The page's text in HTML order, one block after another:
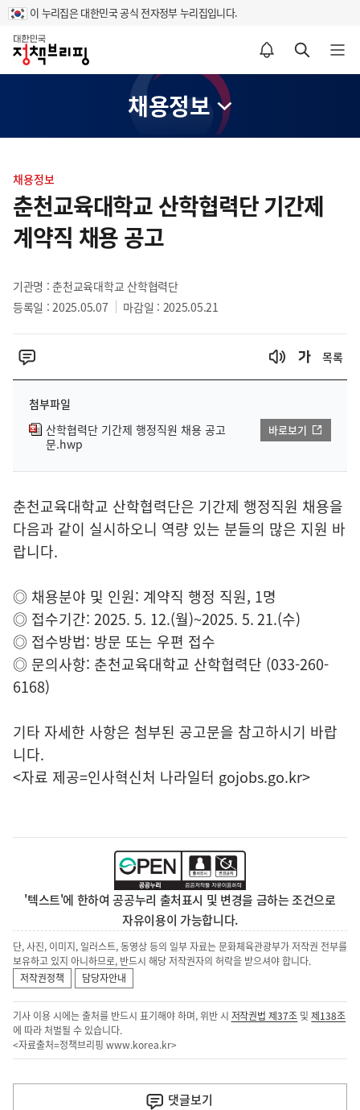
이 누리집은 대한민국 공식 전자정부 누리집입니다.
홈
알림설정 바로가기 검색 바로가기 메뉴 열기
채용정보
텐
츠
영
역
채용정보
춘천교육대학교 산학협력단 기간제
계약직 채용 공고
기관명 : 춘천교육대학교 산학협력단
등록일 : 2025.05.07
마감일 : 2025.05.21
목록
첨부파일
산학협력단 기간제 행정직원 채용 공고
문.hwp
바로보기
춘천교육대학교 산학협력단은 기간제 행정직원 채용을
다음과 같이 실시하오니 역량 있는 분들의 많은 지원 바
랍니다.
◎ 채용분야 및 인원: 계약직 행정 직원, 1명
◎ 접수기간: 2025. 5. 12.(월)~2025. 5. 21.(수)
◎ 접수방법: 방문 또는 우편 접수
◎ 문의사항: 춘천교육대학교 산학협력단 (033-260-
6168)
기타 자세한 사항은 첨부된 공고문을 참고하시기 바랍
니다.
<자료 제공=인사혁신처 나라일터 gojobs.go.kr>
'텍스트'에 한하여 공공누리 출처표시 및 변경을 금하는 조건으로
자유이용이 가능합니다.
단, 사진, 이미지, 일러스트, 동영상 등의 일부 자료는 문화체육관광부가 저작권 전부를
보유하고 있지 아니하므로, 반드시 해당 저작권자의 허락을 받으셔야 합니다.
저작권정책
담당자안내
기사 이용 시에는 출처를 반드시 표기해야 하며, 위반 시 저작권법 제37조 및제138조
에 따라 처벌될 수 있습니다.
<자료출처=정책브리핑 www.korea.kr>
댓글보기